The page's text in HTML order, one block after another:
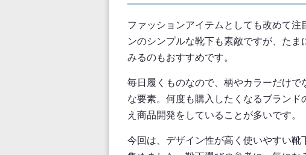
ファッションアイテムとしても改めて
ンのシンプルな靴下も素敵ですが、た
みるのもおすすめです。
毎日履くものなので、柄やカラーだけ
な要素。何度も購入したくなるブラン
え商品開発をしていることが多いです。
今回は、デザイン性が高く使いやすい